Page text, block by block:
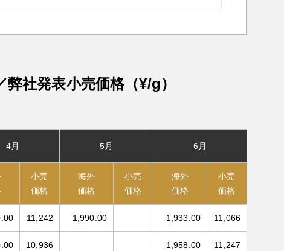
弊社発表小売価格（¥/g）
4月 5月 6月
小売
価格
海外
価格
小売
価格
海外
価格
小売
価格
11,242 1,990.00 1,933.00 11,066
10,936 1,958.00 11,247